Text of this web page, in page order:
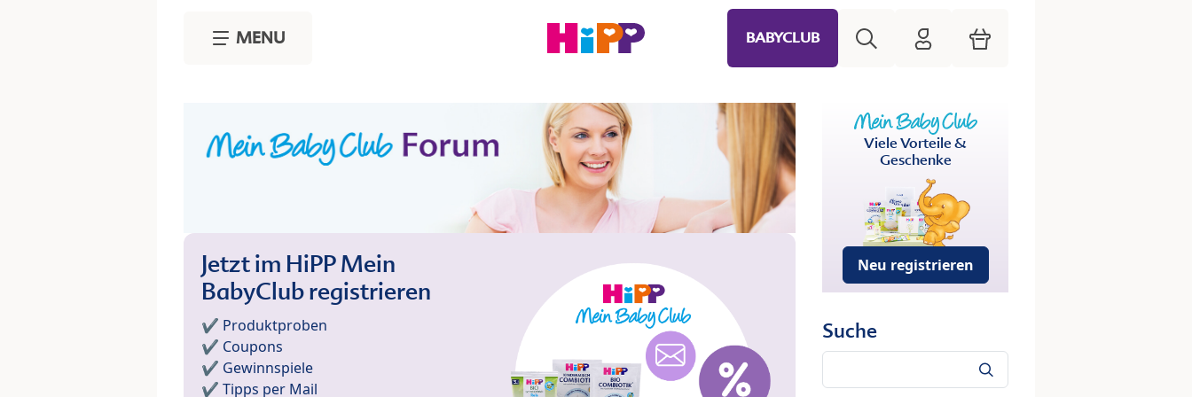
MENU BABYCLUB HiPP Mein Babyclub
Warenkorb
Jetzt im HiPP Mein
BabyClub registrieren
✔️ Produktproben
✔️ Coupons
✔️ Gewinnspiele
✔️ Tipps per Mail
Viele Vorteile &
Geschenke
Neu registrieren
Suche